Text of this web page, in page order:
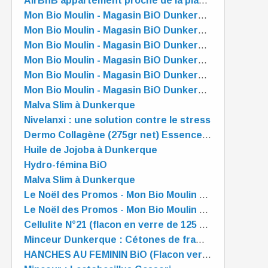
Mon Bio Moulin - Magasin BiO Dunkerque - est OUVERT tout l'été
Mon Bio Moulin - Magasin BiO Dunkerque - est OUVERT tout l'été
Mon Bio Moulin - Magasin BiO Dunkerque - est OUVERT tout l'été
Mon Bio Moulin - Magasin BiO Dunkerque - est OUVERT tout l'été
Mon Bio Moulin - Magasin BiO Dunkerque - est OUVERT tout l'été
Mon Bio Moulin - Magasin BiO Dunkerque - est OUVERT tout l'été
Malva Slim à Dunkerque
Nivelanxi : une solution contre le stress
Dermo Collagène (275gr net) Essence Pure
Huile de Jojoba à Dunkerque
Hydro-fémina BiO
Malva Slim à Dunkerque
Le Noël des Promos - Mon Bio Moulin à Dunkerque
Le Noël des Promos - Mon Bio Moulin à Dunkerque
Cellulite N°21 (flacon en verre de 125 ml)
Minceur Dunkerque : Cétones de framboise
HANCHES AU FEMININ BiO (Flacon verre 125ml)